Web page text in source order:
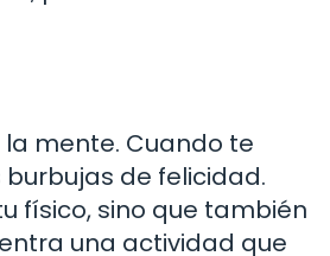
mente. Cuando te
de felicidad.
físico, sino que también
una actividad que